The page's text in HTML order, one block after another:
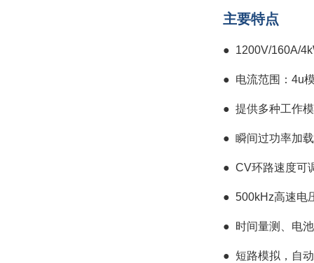
主要特点
● 1200V/160A/
● 电流范围：4u
● 提供多种工作
● 瞬间过功率加
● CV环路速度可
● 500kHz高速电
● 时间量测、电
● 短路模拟，自